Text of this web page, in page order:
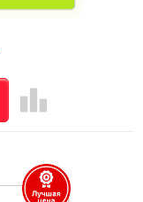
leaderboard